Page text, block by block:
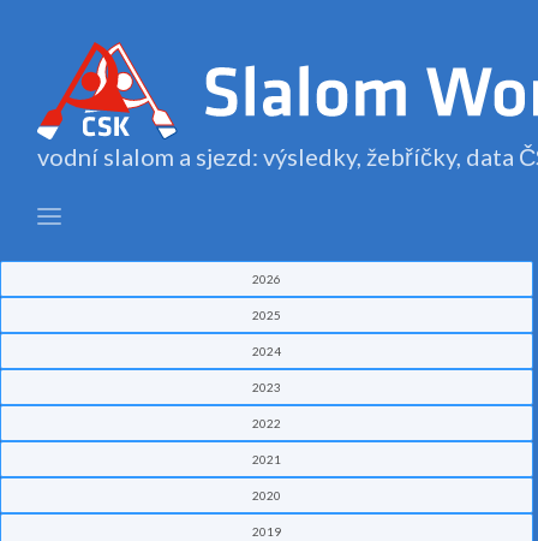
vodní slalom a sjezd: výsledky, žebříčky, data
2026
2025
2024
2023
2022
2021
2020
2019